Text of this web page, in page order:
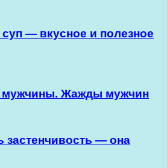
— вкусное и полезное
мужчины. Жажды мужчин
застенчивость — она